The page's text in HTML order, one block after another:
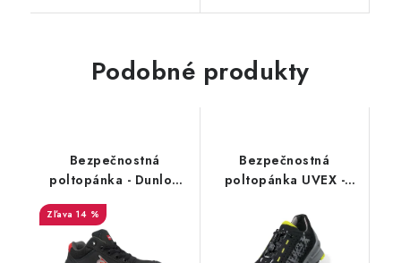
Podobné produkty
Bezpečnostná
poltopánka - Dunlop
FIRST ONE ADV EVO
S3 - čierna DL0201050
14 %
Bezpečnostná
poltopánka UVEX -